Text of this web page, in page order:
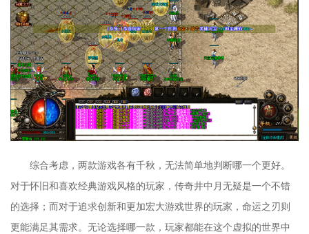
综合考虑，两款游戏各有千秋，无法简单地判断哪一个更好。
对于怀旧和喜欢经典游戏风格的玩家，传奇井中月无疑是一个不错
的选择；而对于追求创新和更加宏大游戏世界的玩家，命运之刃则
更能满足其需求。无论选择哪一款，玩家都能在这个虚拟的世界中